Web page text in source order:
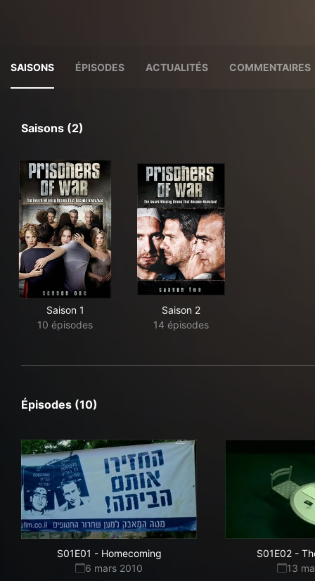
SAISONS ÉPISODES ACTUALITÉS COMMENTAIRES
Saisons (2)
Saison 1
10 épisodes
Saison 2
14 épisodes
Épisodes (10)
S01E01 - Homecoming
6 mars 2010
S01E02 -
13